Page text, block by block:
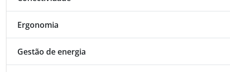
Ergonomia
Gestão de energia